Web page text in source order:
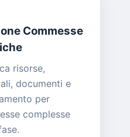
Commesse
risorse,
documenti e
per
complesse